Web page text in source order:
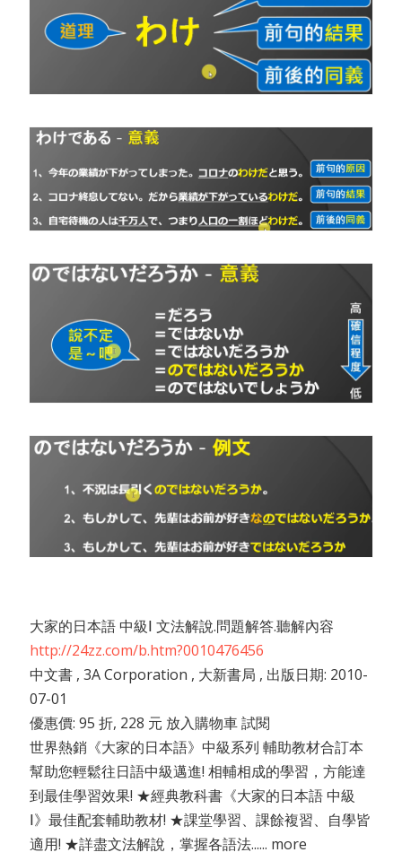
大家的日本語 中級Ⅰ 文法解說.問題解答.聽解內容
http://24zz.com/b.htm?0010476456
中文書 , 3A Corporation , 大新書局 , 出版日期: 2010-
07-01
優惠價: 95 折, 228 元 放入購物車 試閱
世界熱銷《大家的日本語》中級系列 輔助教材合訂本
幫助您輕鬆往日語中級邁進! 相輔相成的學習，方能達
到最佳學習效果! ★經典教科書《大家的日本語 中級
Ⅰ》最佳配套輔助教材! ★課堂學習、課餘複習、自學皆
適用! ★詳盡文法解說，掌握各語法...... more